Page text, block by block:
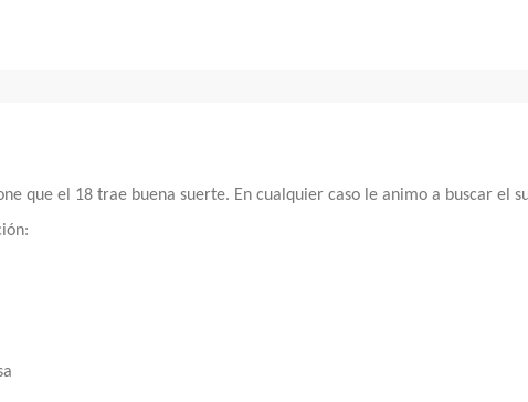
que el 18 trae buena suerte. En cualquier caso le animo a buscar el